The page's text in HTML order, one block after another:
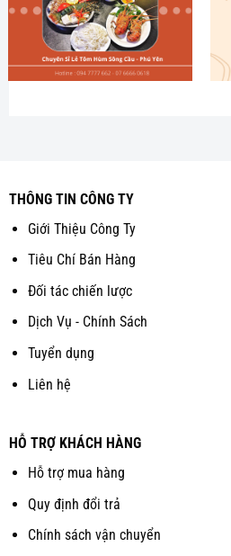
THÔNG TIN CÔNG TY
Giới Thiệu Công Ty
Tiêu Chí Bán Hàng
Đối tác chiến lược
Dịch Vụ - Chính Sách
Tuyển dụng
Liên hệ
HỖ TRỢ KHÁCH HÀNG
Hỗ trợ mua hàng
Quy định đổi trả
Chính sách vận chuyển